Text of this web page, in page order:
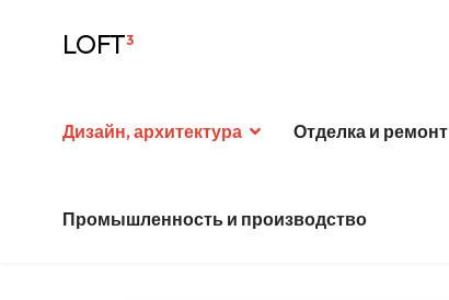
LOFT³
Дизайн, архитектура Отделка и ремонт
Промышленность и производство